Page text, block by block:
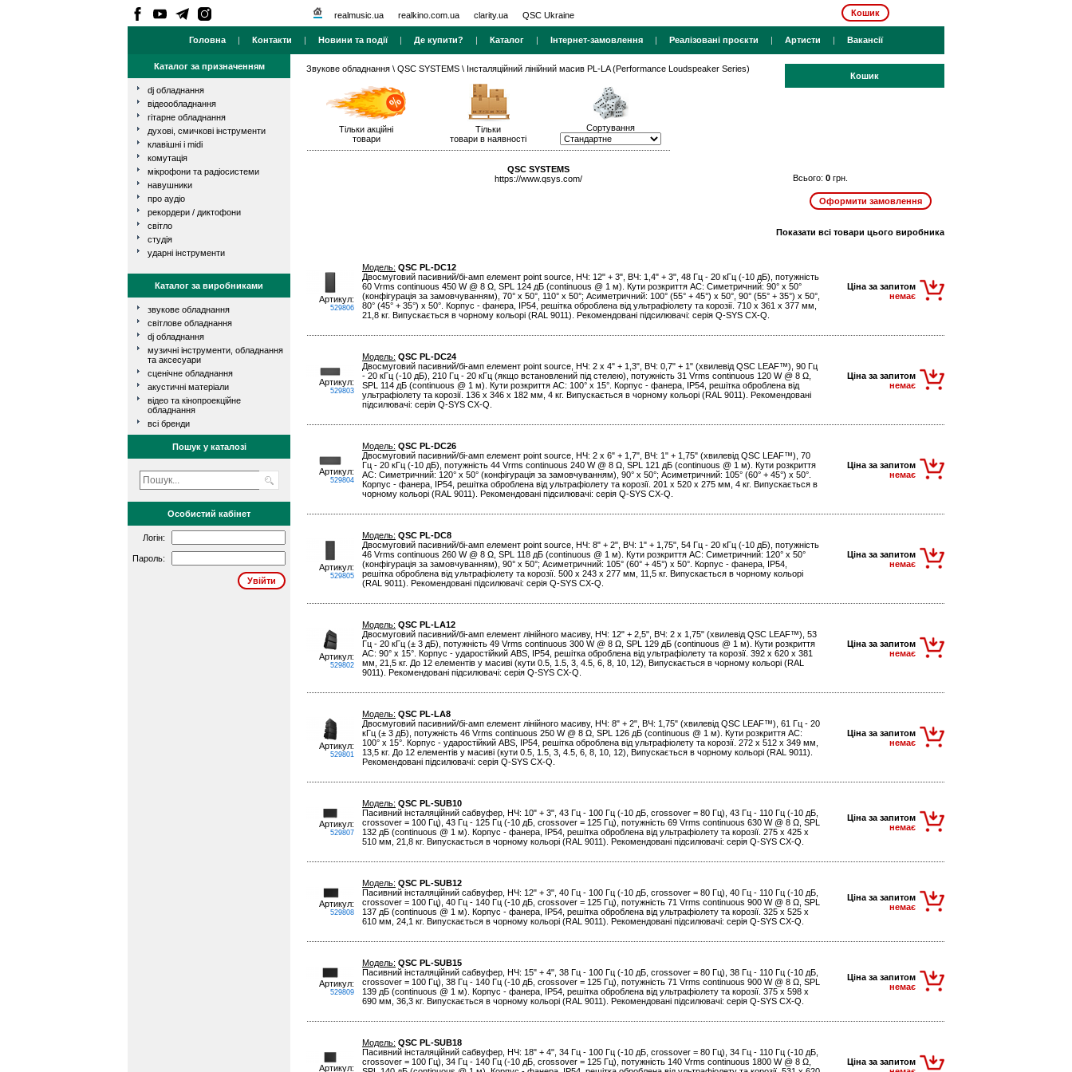
realmusic.ua realkino.com.ua clarity.ua QSC Ukraine Кошик
Головна | Контакти | Новини та події| Де купити? | Каталог | Інтернет-замовлення | Реалізовані проєкти | Артисти | Вакансії
Каталог за призначенням
dj обладнання
відеообладнання
гітарне обладнання
духові, смичкові інструменти
клавішні і midi
комутація
мікрофони та радіосистеми
навушники
про аудіо
рекордери / диктофони
світло
студія
ударні інструменти
Каталог за виробниками
звукове обладнання
світлове обладнання
dj обладнання
музичні інструменти, обладнання
та аксесуари
сценічне обладнання
акустичні матеріали
відео та кінопроекційне
обладнання
всі бренди
Пошук у каталозі
Особистий кабінет
Логін:
Пароль:
Звукове обладнання \ QSC SYSTEMS \ Інсталяційний лінійний масив PL-LA (Performance Loudspeaker Series)
Тільки акційні
товари
Тільки
товари в наявності
Сортування
QSC SYSTEMS
https://www.qsys.com/
Кошик
Всього: 0 грн.
Показати всі товари цього виробника
Артикул:
529806
Модель: QSC PL-DC12
Двосмуговий пасивний/бі-амп елемент point source, НЧ: 12" + 3", ВЧ: 1,4" + 3", 48 Гц - 20 кГц (-10 дБ), потужність
60 Vrms continuous 450 W @ 8 Ω, SPL 124 дБ (continuous @ 1 м). Кути розкриття АС: Симетричний: 90° x 50°
(конфігурація за замовчуванням), 70° x 50°, 110° x 50°; Асиметричний: 100° (55° + 45°) x 50°, 90° (55° + 35°) x 50°,
80° (45° + 35°) x 50°. Корпус - фанера, IP54, решітка оброблена від ультрафіолету та корозії. 710 x 361 x 377 мм,
21,8 кг. Випускається в чорному кольорі (RAL 9011). Рекомендовані підсилювачі: серія Q-SYS CX-Q.
Ціна за запитом
немає
Артикул:
529803
Модель: QSC PL-DC24
Двосмуговий пасивний/бі-амп елемент point source, НЧ: 2 x 4" + 1,3", ВЧ: 0,7" + 1" (хвилевід QSC LEAF™), 90 Гц
- 20 кГц (-10 дБ), 210 Гц - 20 кГц (якщо встановлений під стелею), потужність 31 Vrms continuous 120 W @ 8 Ω,
SPL 114 дБ (continuous @ 1 м). Кути розкриття АС: 100° x 15°. Корпус - фанера, IP54, решітка оброблена від
ультрафіолету та корозії. 136 x 346 x 182 мм, 4 кг. Випускається в чорному кольорі (RAL 9011). Рекомендовані
підсилювачі: серія Q-SYS CX-Q.
Ціна за запитом
немає
Артикул:
529804
Модель: QSC PL-DC26
Двосмуговий пасивний/бі-амп елемент point source, НЧ: 2 x 6" + 1,7", ВЧ: 1" + 1,75" (хвилевід QSC LEAF™), 70
Гц - 20 кГц (-10 дБ), потужність 44 Vrms continuous 240 W @ 8 Ω, SPL 121 дБ (continuous @ 1 м). Кути розкриття
АС: Симетричний: 120° x 50° (конфігурація за замовчуванням), 90° x 50°; Асиметричний: 105° (60° + 45°) x 50°.
Корпус - фанера, IP54, решітка оброблена від ультрафіолету та корозії. 201 x 520 x 275 мм, 4 кг. Випускається в
чорному кольорі (RAL 9011). Рекомендовані підсилювачі: серія Q-SYS CX-Q.
Ціна за запитом
немає
Артикул:
529805
Модель: QSC PL-DC8
Двосмуговий пасивний/бі-амп елемент point source, НЧ: 8" + 2", ВЧ: 1" + 1,75", 54 Гц - 20 кГц (-10 дБ), потужність
46 Vrms continuous 260 W @ 8 Ω, SPL 118 дБ (continuous @ 1 м). Кути розкриття АС: Симетричний: 120° x 50°
(конфігурація за замовчуванням), 90° x 50°; Асиметричний: 105° (60° + 45°) x 50°. Корпус - фанера, IP54,
решітка оброблена від ультрафіолету та корозії. 500 x 243 x 277 мм, 11,5 кг. Випускається в чорному кольорі
(RAL 9011). Рекомендовані підсилювачі: серія Q-SYS CX-Q.
Ціна за запитом
немає
Артикул:
529802
Модель: QSC PL-LA12
Двосмуговий пасивний/бі-амп елемент лінійного масиву, НЧ: 12" + 2,5", ВЧ: 2 x 1,75" (хвилевід QSC LEAF™), 53
Гц - 20 кГц (± 3 дБ), потужність 49 Vrms continuous 300 W @ 8 Ω, SPL 129 дБ (continuous @ 1 м). Кути розкриття
АС: 90° x 15°. Корпус - ударостійкий ABS, IP54, решітка оброблена від ультрафіолету та корозії. 392 x 620 x 381
мм, 21,5 кг. До 12 елементів у масиві (кути 0.5, 1.5, 3, 4.5, 6, 8, 10, 12), Випускається в чорному кольорі (RAL
9011). Рекомендовані підсилювачі: серія Q-SYS CX-Q.
Ціна за запитом
немає
Артикул:
529801
Модель: QSC PL-LA8
Двосмуговий пасивний/бі-амп елемент лінійного масиву, НЧ: 8" + 2", ВЧ: 1,75" (хвилевід QSC LEAF™), 61 Гц - 20
кГц (± 3 дБ), потужність 46 Vrms continuous 250 W @ 8 Ω, SPL 126 дБ (continuous @ 1 м). Кути розкриття АС:
100° x 15°. Корпус - ударостійкий ABS, IP54, решітка оброблена від ультрафіолету та корозії. 272 x 512 x 349 мм,
13,5 кг. До 12 елементів у масиві (кути 0.5, 1.5, 3, 4.5, 6, 8, 10, 12), Випускається в чорному кольорі (RAL 9011).
Рекомендовані підсилювачі: серія Q-SYS CX-Q.
Ціна за запитом
немає
Артикул:
529807
Модель: QSC PL-SUB10
Пасивний інсталяційний сабвуфер, НЧ: 10" + 3", 43 Гц - 100 Гц (-10 дБ, crossover = 80 Гц), 43 Гц - 110 Гц (-10 дБ,
crossover = 100 Гц), 43 Гц - 125 Гц (-10 дБ, crossover = 125 Гц), потужність 69 Vrms continuous 630 W @ 8 Ω, SPL
132 дБ (continuous @ 1 м). Корпус - фанера, IP54, решітка оброблена від ультрафіолету та корозії. 275 x 425 x
510 мм, 21,8 кг. Випускається в чорному кольорі (RAL 9011). Рекомендовані підсилювачі: серія Q-SYS CX-Q.
Ціна за запитом
немає
Артикул:
529808
Модель: QSC PL-SUB12
Пасивний інсталяційний сабвуфер, НЧ: 12" + 3", 40 Гц - 100 Гц (-10 дБ, crossover = 80 Гц), 40 Гц - 110 Гц (-10 дБ,
crossover = 100 Гц), 40 Гц - 140 Гц (-10 дБ, crossover = 125 Гц), потужність 71 Vrms continuous 900 W @ 8 Ω, SPL
137 дБ (continuous @ 1 м). Корпус - фанера, IP54, решітка оброблена від ультрафіолету та корозії. 325 x 525 x
610 мм, 24,1 кг. Випускається в чорному кольорі (RAL 9011). Рекомендовані підсилювачі: серія Q-SYS CX-Q.
Ціна за запитом
немає
Артикул:
529809
Модель: QSC PL-SUB15
Пасивний інсталяційний сабвуфер, НЧ: 15" + 4", 38 Гц - 100 Гц (-10 дБ, crossover = 80 Гц), 38 Гц - 110 Гц (-10 дБ,
crossover = 100 Гц), 38 Гц - 140 Гц (-10 дБ, crossover = 125 Гц), потужність 71 Vrms continuous 900 W @ 8 Ω, SPL
139 дБ (continuous @ 1 м). Корпус - фанера, IP54, решітка оброблена від ультрафіолету та корозії. 375 x 598 x
690 мм, 36,3 кг. Випускається в чорному кольорі (RAL 9011). Рекомендовані підсилювачі: серія Q-SYS CX-Q.
Ціна за запитом
немає
Артикул:
Модель: QSC PL-SUB18
Пасивний інсталяційний сабвуфер, НЧ: 18" + 4", 34 Гц - 100 Гц (-10 дБ, crossover = 80 Гц), 34 Гц - 110 Гц (-10 дБ,
crossover = 100 Гц), 34 Гц - 140 Гц (-10 дБ, crossover = 125 Гц), потужність 140 Vrms continuous 1800 W @ 8 Ω,
Ціна за запитом